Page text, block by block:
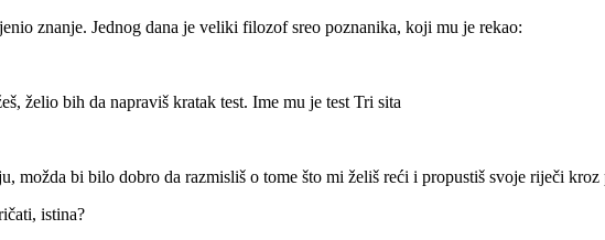
znanje. Jednog dana je veliki filozof sreo poznanika, koji mu je rekao:
želio bih da napraviš kratak test. Ime mu je test Tri sita
možda bi bilo dobro da razmisliš o tome što mi želiš reći i propustiš svoje riječi kroz
istina?